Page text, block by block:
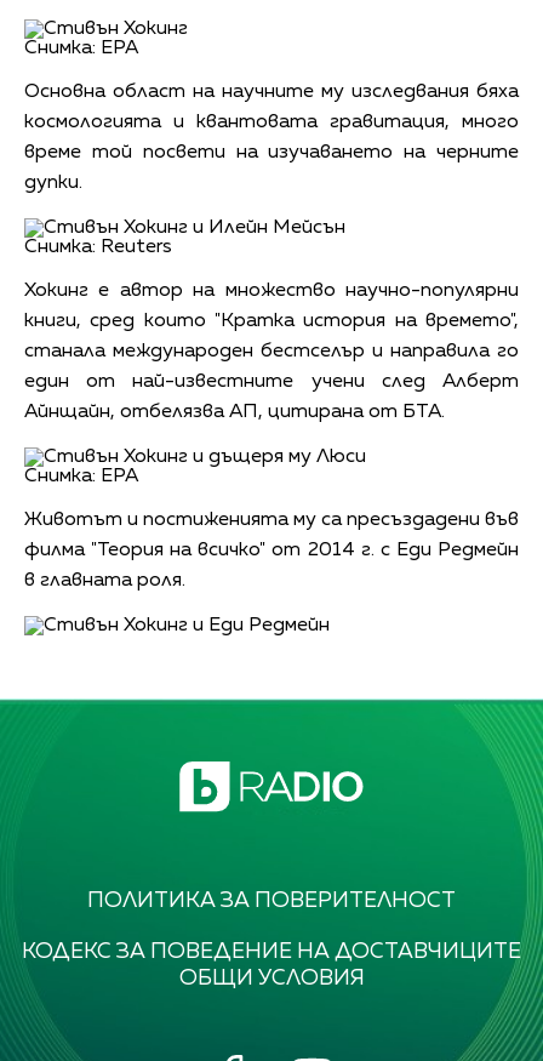
Снимка: EPA
Основна област на научните му изследвания бяха
космологията и квантовата гравитация, много
време той посвети на изучаването на черните
дупки.
Снимка: Reuters
Хокинг е автор на множество научно-популярни
книги, сред които "Кратка история на времето",
станала международен бестселър и направила го
един от най-известните учени след Алберт
Айнщайн, отбелязва АП, цитирана от БТА.
Снимка: EPA
Животът и постиженията му са пресъздадени във
филма "Теория на всичко" от 2014 г. с Еди Редмейн
в главната роля.
ПОЛИТИКА ЗА ПОВЕРИТЕЛНОСТ
КОДЕКС ЗА ПОВЕДЕНИЕ НА ДОСТАВЧИЦИТЕ
ОБЩИ УСЛОВИЯ